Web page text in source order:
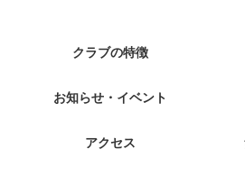
クラブの特徴
お知らせ・イベント
アクセス